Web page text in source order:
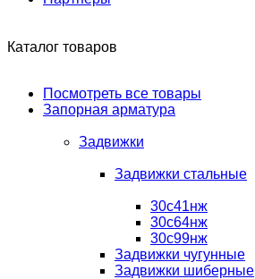
Каталог товаров
Посмотреть все товары
Запорная арматура
Задвижки
Задвижки стальные
30с41нж
30с64нж
30с99нж
Задвижки чугунные
Задвижки шиберные